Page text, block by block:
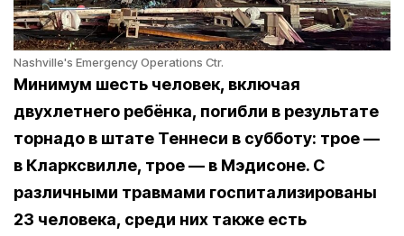
Nashville's Emergency Operations Ctr.
Минимум шесть человек, включая
двухлетнего ребёнка, погибли в результате
торнадо в штате Теннеси в субботу: трое —
в Кларксвилле, трое — в Мэдисоне. С
различными травмами госпитализированы
23 человека, среди них также есть